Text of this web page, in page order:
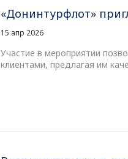
«Донинтурфлот»
15 апр 2026
Участие в мероприятии
клиентами, предлагая им